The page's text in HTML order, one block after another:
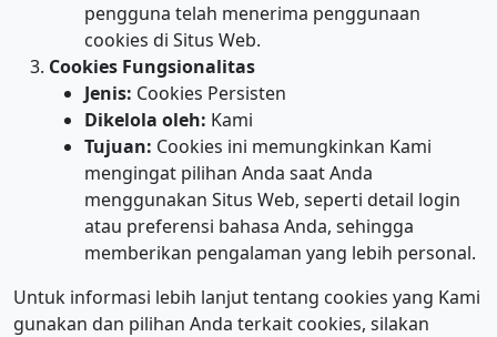
pengguna telah menerima penggunaan
cookies di Situs Web.
Cookies Fungsionalitas
Jenis: Cookies Persisten
Dikelola oleh: Kami
Tujuan: Cookies ini memungkinkan Kami
mengingat pilihan Anda saat Anda
menggunakan Situs Web, seperti detail login
atau preferensi bahasa Anda, sehingga
memberikan pengalaman yang lebih personal.
Untuk informasi lebih lanjut tentang cookies yang Kami
gunakan dan pilihan Anda terkait cookies, silakan